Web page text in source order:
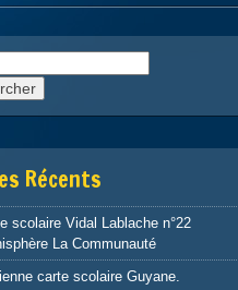
Récents
scolaire Vidal Lablache n°22
La Communauté
carte scolaire Guyane.